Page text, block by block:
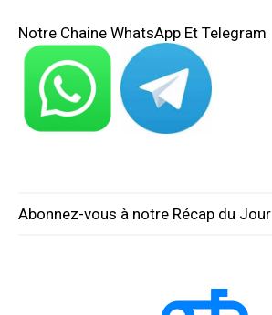
Notre Chaine WhatsApp Et Telegram
Abonnez-vous à notre Récap du Jour